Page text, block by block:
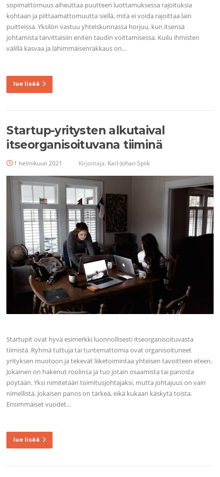
sopimattomuus aiheuttaa puutteen luottamuksessa rajoituksia
kohtaan ja piittaamattomuutta siellä, mitä ei voida rajoittaa lain
puitteissa. Yksilön vastuu yhteiskunnassa horjuu, kun itsensä
johtamista tarvittaisiin eniten taudin voittamisessa. Kuilu ihmisten
välillä kasvaa ja lähimmäisenrakkaus on…
lue lisää
Startup-yritysten alkutaival
itseorganisoituvana tiiminä
1 helmikuun 2021 Kirjoittaja: Karl-Johan Spiik
Startupit ovat hyvä esimerkki luonnollisesti itseorganisoituvasta
tiimistä. Ryhmä tuttuja tai tuntemattomia ovat organisoituneet
yrityksen muotoon ja tekevät liiketoimintaa yhteisen tavoitteen eteen.
Jokainen on hakenut roolinsa ja tuo jotain osaamista tai panosta
pöytään. Yksi nimitetään toimitusjohtajaksi, mutta johtajuus on vain
nimellistä. Jokaisen panos on tärkeä, eikä kukaan käskytä toista.
Ensimmäiset vuodet…
lue lisää